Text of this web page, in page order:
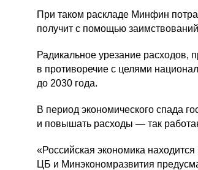
При таком раскладе Минфин
получит с помощью
Радикальное урезание расходов,
в противоречие с целями
до 2030 года.
В период экономического спада
и повышать расходы — так
«Российская экономика
ЦБ и Минэкономразвития